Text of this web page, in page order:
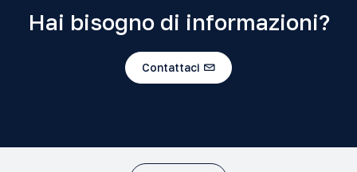
Hai bisogno di informazioni?
Contattaci